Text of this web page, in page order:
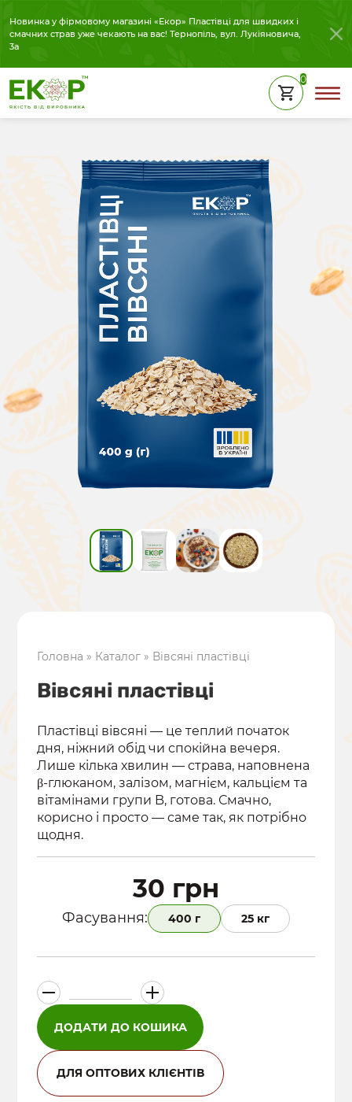
Новинка у фірмовому магазині «Екор» Пластівці для швидких і
смачних страв уже чекають на вас! Тернопіль, вул. Лукіяновича,
3а
0
Головна » Каталог » Вівсяні пластівці
Вівсяні пластівці
Пластівці вівсяні — це теплий початок
дня, ніжний обід чи спокійна вечеря.
Лише кілька хвилин — страва, наповнена
β-глюканом, залізом, магнієм, кальцієм та
вітамінами групи B, готова. Смачно,
корисно і просто — саме так, як потрібно
щодня.
30 грн
Фасування: 400 г 25 кг
пластівці
ДОДАТИ ДО КОШИКА
ДЛЯ ОПТОВИХ КЛІЄНТІВ